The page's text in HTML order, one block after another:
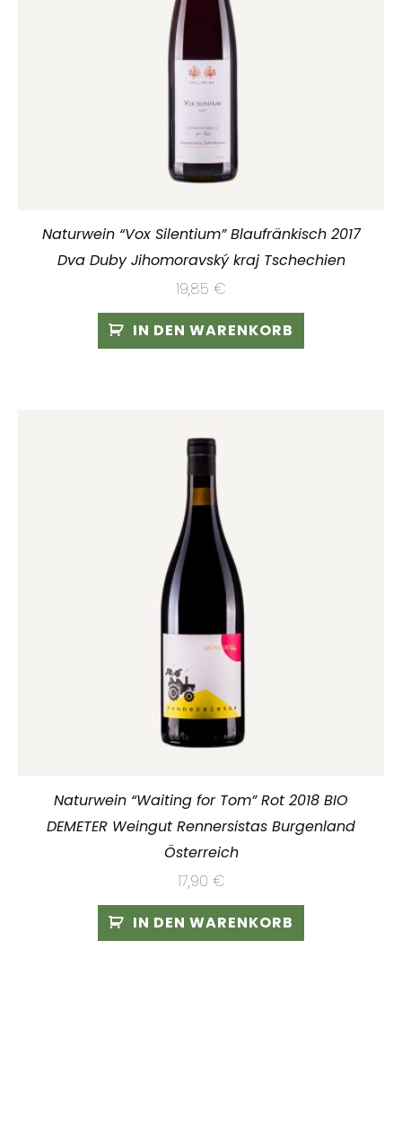
Naturwein “Vox Silentium” Blaufränkisch 2017
Dva Duby Jihomoravský kraj Tschechien
19,85 €
IN DEN WARENKORB
Naturwein “Waiting for Tom” Rot 2018 BIO
DEMETER Weingut Rennersistas Burgenland
Österreich
17,90 €
IN DEN WARENKORB